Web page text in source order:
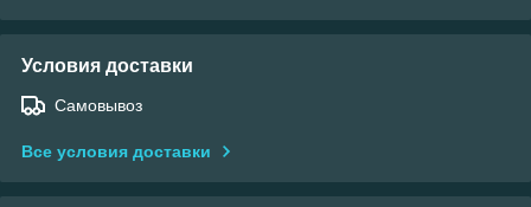
Условия доставки
Самовывоз
Все условия доставки